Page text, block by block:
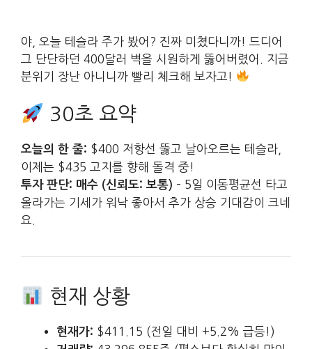
야, 오늘 테슬라 주가 봤어? 진짜 미쳤다니까! 드디어
그 단단하던 400달러 벽을 시원하게 뚫어버렸어. 지금
분위기 장난 아니니까 빨리 체크해 보자고!
30초 요약
오늘의 한 줄: $400 저항선 뚫고 날아오르는 테슬라,
이제는 $435 고지를 향해 돌격 중!
투자 판단: 매수 (신뢰도: 보통) – 5일 이동평균선 타고
올라가는 기세가 워낙 좋아서 추가 상승 기대감이 크네
요.
현재 상황
현재가: $411.15 (전일 대비 +5.2% 급등!)